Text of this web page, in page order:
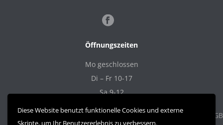
Diese Website benutzt funktionelle Cookies und externe
Skripte, um Ihr Benutzererlebnis zu verbessern.
Öffnungszeiten
Mo geschlossen
Di – Fr 10-17
Sa 9-12
Datenschutz Zahlung und Versand Widerrufsrecht AGB